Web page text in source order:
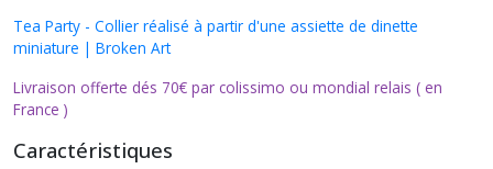
Tea Party - Collier réalisé à partir d'une assiette de dinette
miniature | Broken Art
Livraison offerte dés 70€ par colissimo ou mondial relais ( en
France )
Caractéristiques